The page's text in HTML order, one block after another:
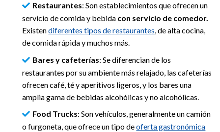
Restaurantes: Son establecimientos que ofrecen un
servicio de comida y bebida con servicio de comedor.
Existendiferentes tipos de restaurantes, de alta cocina,
de comida rápida y muchos más.
Bares y cafeterías: Se diferencian de los
restaurantes por su ambiente más relajado, las cafeterías
ofrecen café, té y aperitivos ligeros, y los bares una
amplia gama de bebidas alcohólicas y no alcohólicas.
Food Trucks: Son vehículos, generalmente un camión
o furgoneta, que ofrece un tipo deoferta gastronómica